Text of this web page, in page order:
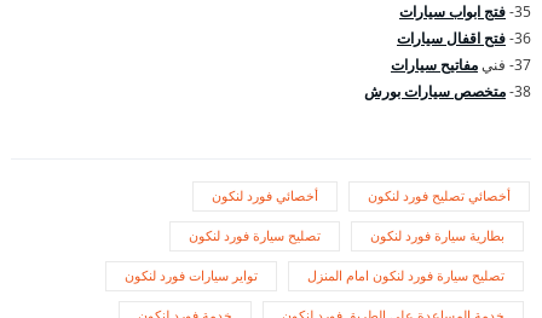
35- فتج ابواب سيارات
36- فتح اقفال سيارات
37- فني
مفاتيح سيارات
38- متخصص سيارات بورش
أخصائي تصليح فورد لنكون أخصائي فورد لنكون
بطارية سيارة فورد لنكون تصليح سيارة فورد لنكون
تصليح سيارة فورد لنكون امام المنزل تواير سيارات فورد لنكون